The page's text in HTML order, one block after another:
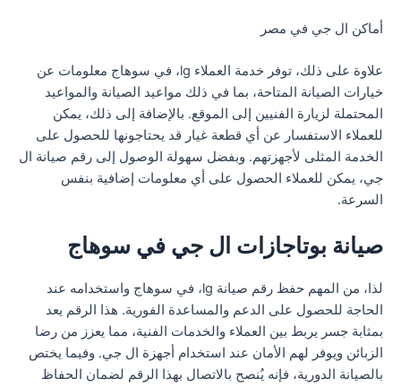
أماكن ال جي في مصر
علاوة على ذلك، توفر خدمة العملاء lg، في سوهاج معلومات عن
خيارات الصيانة المتاحة، بما في ذلك مواعيد الصيانة والمواعيد
المحتملة لزيارة الفنيين إلى الموقع. بالإضافة إلى ذلك، يمكن
للعملاء الاستفسار عن أي قطعة غيار قد يحتاجونها للحصول على
الخدمة المثلى لأجهزتهم. وبفضل سهولة الوصول إلى رقم صيانة ال
جي، يمكن للعملاء الحصول على أي معلومات إضافية بنفس
السرعة.
صيانة بوتاجازات ال جي في سوهاج
لذا، من المهم حفظ رقم صيانة lg، في سوهاج واستخدامه عند
الحاجة للحصول على الدعم والمساعدة الفورية. هذا الرقم يعد
بمثابة جسر يربط بين العملاء والخدمات الفنية، مما يعزز من رضا
الزبائن ويوفر لهم الأمان عند استخدام أجهزة ال جي. وفيما يختص
بالصيانة الدورية، فإنه يُنصح بالاتصال بهذا الرقم لضمان الحفاظ